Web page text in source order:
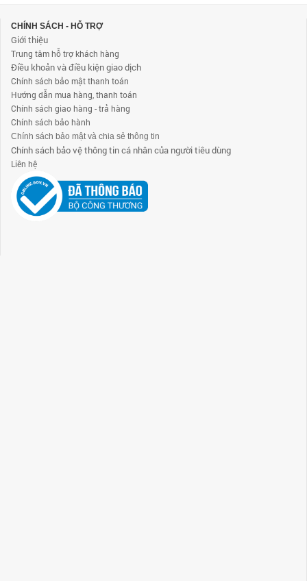
CHÍNH SÁCH - HỖ TRỢ
Giới thiệu
Trung tâm hỗ trợ khách hàng
Điều khoản và điều kiện giao dịch
Chính sách bảo mật thanh toán
Hướng dẫn mua hàng, thanh toán
Chính sách giao hàng - trả hàng
Chính sách bảo hành
Chính sách bảo mật và chia sẻ thông tin
Chính sách bảo vệ thông tin cá nhân của người tiêu dùng
Liên hệ